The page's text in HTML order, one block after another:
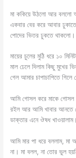
মা ককিয়ে উঠলো আর বললো
একবার বের করে আবার
পোদের ভিতর ঢুকতে থাকলো।
মায়ের চুলের মুঠি ধরে ১০
মাল ঢেলে দিলাম কিছু মুখের
গেল আমার চাপাচাপিতে গিলে
আমি গোসল করে মাকে গোসল
রইল আর আমি খাবার আনতে
ডাক্তার এনে ঔষধ
আমি মার পা ধরে বললাম,
না। মা বলল, না তোর ভুল